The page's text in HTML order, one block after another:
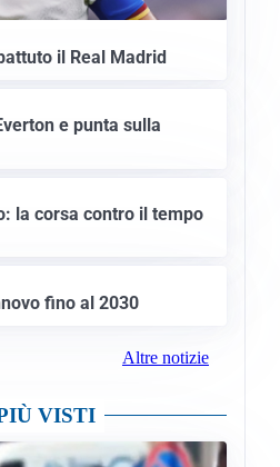
il Real Madrid
e punta sulla
la corsa contro il tempo
fino al 2030
Altre notizie
VISTI